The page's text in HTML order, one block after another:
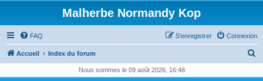
Malherbe Normandy Kop
FAQ Connexion
S’enregistrer
Accueil Index du forum
Nous sommes le 09 août 2026, 16:48